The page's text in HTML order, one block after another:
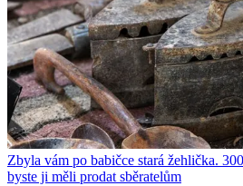
Zbyla vám po babičce stará žehlička.
byste ji měli prodat sběratelům